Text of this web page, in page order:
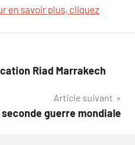
en savoir plus, cliquez
Riad Marrakech
Article suivant
guerre mondiale